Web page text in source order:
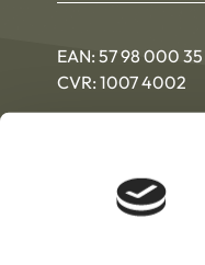
EAN: 57 98 000 35
CVR: 1007 4002